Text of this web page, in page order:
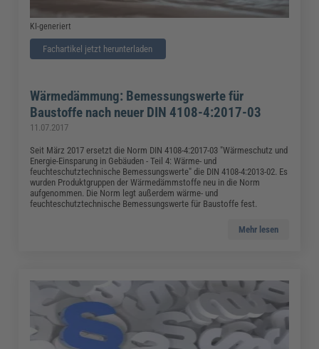
KI-generiert
Fachartikel jetzt herunterladen
Wärmedämmung: Bemessungswerte für
Baustoffe nach neuer DIN 4108-4:2017-03
11.07.2017
Seit März 2017 ersetzt die Norm DIN 4108-4:2017-03 "Wärmeschutz und
Energie-Einsparung in Gebäuden - Teil 4: Wärme- und
feuchteschutztechnische Bemessungswerte" die DIN 4108-4:2013-02. Es
wurden Produktgruppen der Wärmedämmstoffe neu in die Norm
aufgenommen. Die Norm legt außerdem wärme- und
feuchteschutztechnische Bemessungswerte für Baustoffe fest.
Mehr lesen